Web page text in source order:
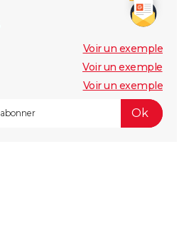
Voir un exemple
Voir un exemple
Voir un exemple